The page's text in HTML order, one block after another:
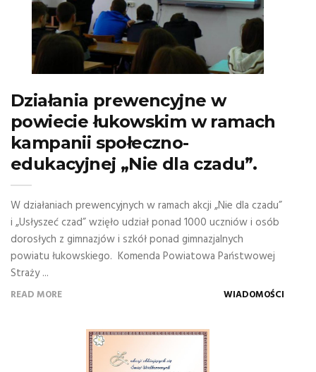
Działania prewencyjne w
powiecie łukowskim w ramach
kampanii społeczno-
edukacyjnej „Nie dla czadu”.
W działaniach prewencyjnych w ramach akcji „Nie dla czadu”
i „Usłyszeć czad” wzięło udział ponad 1000 uczniów i osób
dorosłych z gimnazjów i szkół ponad gimnazjalnych
powiatu łukowskiego. Komenda Powiatowa Państwowej
Straży ...
READ MORE WIADOMOŚCI